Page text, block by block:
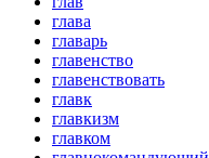
глава
главарь
главенство
главенствовать
главк
главкизм
главком